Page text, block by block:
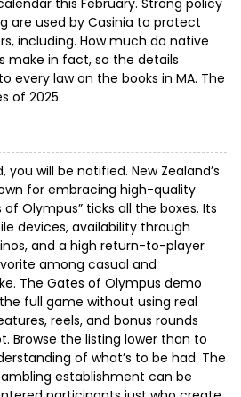
are used by Casinia to protect
including. How much do native
make in fact, so the details
every law on the books in MA. The
of 2025.
will be notified. New Zealand’s
for embracing high-quality
of Olympus” ticks all the boxes. Its
devices, availability through
and a high return-to-player
among casual and
The Gates of Olympus demo
full game without using real
reels, and bonus rounds
Browse the listing lower than to
of what’s to be had. The
establishment can be